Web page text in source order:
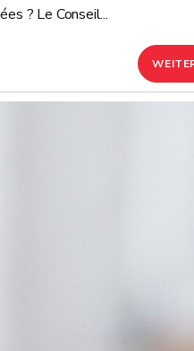
? Le Conseil...